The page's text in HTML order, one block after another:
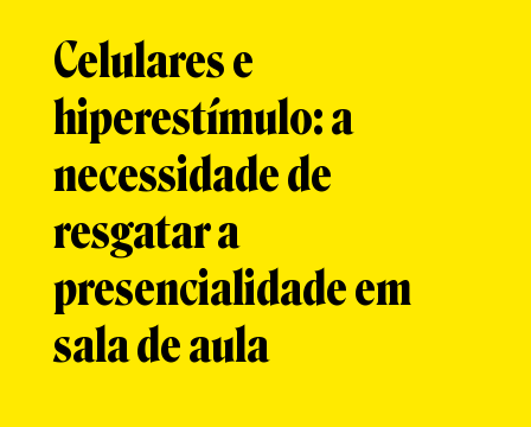
Celulares e
hiperestímulo: a
necessidade de
resgatar a
presencialidade em
sala de aula